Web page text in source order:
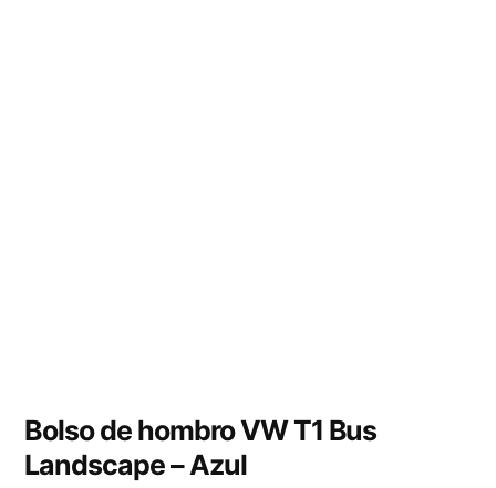
Bolso de hombro VW T1 Bus
Landscape – Azul